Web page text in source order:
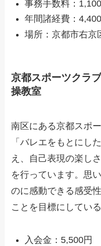
事務手数料：
年間諸経費：
場所：京都市右京
京都スポーツクラ
操教室
南区にある京都スポ
「バレエをもとにし
え、自己表現の楽し
を行っています。思
のに感動できる感受
ことを目標にしている
入会金：5,500円